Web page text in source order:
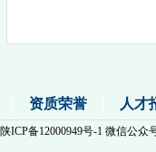
资质荣誉 人才
陕ICP备12000949号-1 微信公众